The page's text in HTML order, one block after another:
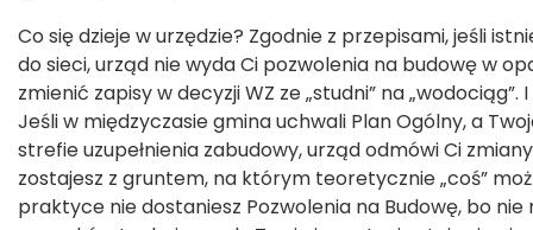
Co się dzieje w urzędzie? Zgodnie z przepisami, jeśli
do sieci, urząd nie wyda Ci pozwolenia na budowę w
zmienić zapisy w decyzji WZ ze „studni” na „wodociąg”.
Jeśli w międzyczasie gmina uchwali Plan Ogólny, a
strefie uzupełnienia zabudowy, urząd odmówi Ci
zostajesz z gruntem, na którym teoretycznie „coś”
praktyce nie dostaniesz Pozwolenia na Budowę, bo